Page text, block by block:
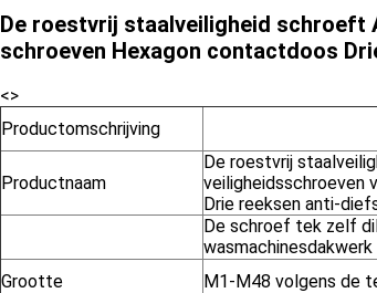
De roestvrij staalveiligheid schroeft
schroeven Hexagon contactdoos
<>
Productomschrijving
Productnaam
De roestvrij
veiligheidsschroeven
Drie reeksen anti-
De schroef tek zelf
wasmachinesdakwerk
Grootte
M1-M48 volgens de